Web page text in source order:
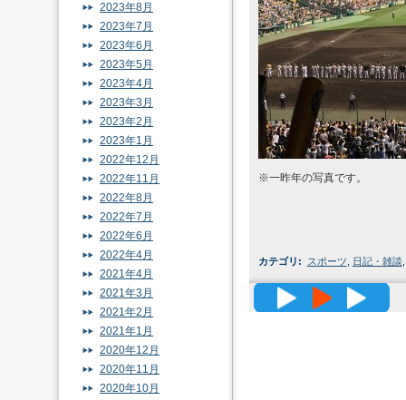
※一昨年の写真です。
カテゴリ : スポーツ 日記・雑談
高精度メ
2023年8月
2023年7月
2023年6月
2023年5月
2023年4月
2023年3月
2023年2月
2023年1月
2022年12月
2022年11月
2022年8月
2022年7月
2022年6月
2022年4月
2021年4月
2021年3月
2021年2月
2021年1月
2020年12月
2020年11月
2020年10月